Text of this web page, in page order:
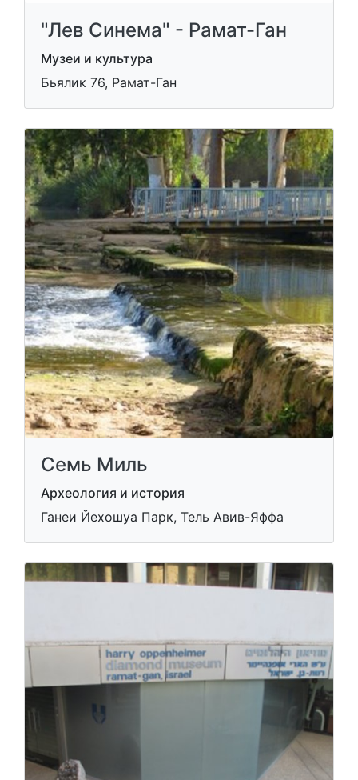
"Лев Синема" - Рамат-Ган
Музеи и культура
Бьялик 76, Рамат-Ган
Семь Миль
Археология и история
Ганеи Йехошуа Парк, Тель Авив-Яффа